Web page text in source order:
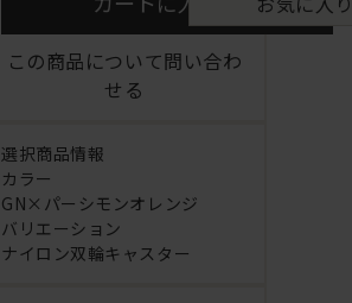
この商品について問い合わ
せる
選択商品情報
カラー
GN×パーシモンオレンジ
バリエーション
ナイロン双輪キャスター